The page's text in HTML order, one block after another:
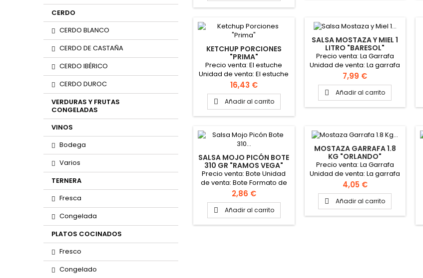
CERDO
CERDO BLANCO
CERDO DE CASTAÑA
CERDO IBÉRICO
CERDO DUROC
VERDURAS Y FRUTAS
CONGELADAS
VINOS
Bodega
Varios
TERNERA
Fresca
Congelada
PLATOS COCINADOS
Fresco
Congelado
KETCHUP PORCIONES
"PRIMA"
Precio venta: El estuche
Unidad de venta: El estuche
Formato estuche: 270
sobres Peso del sobre: 10
gramos
Precio
16,43 €
 Añadir al carrito
SALSA MOSTAZA Y MIEL 1
LITRO "BARESOL"
Precio venta: La Garrafa
Unidad de venta: La garrafa
Precio
7,99 €
 Añadir al carrito
SALSA MOJO PICÓN BOTE
310 GR "RAMOS VEGA"
Precio venta: Bote Unidad
de venta: Bote Formato de
la caja: 9 botes PINCHAR
AQUÍ PARA VER FICHA
TÉCNICA
Precio
2,86 €
 Añadir al carrito
MOSTAZA GARRAFA 1.8
KG "ORLANDO"
Precio venta: La Garrafa
Unidad de venta: La garrafa
Formato de la caja: 6
garrafas
Precio
4,05 €
 Añadir al carrito